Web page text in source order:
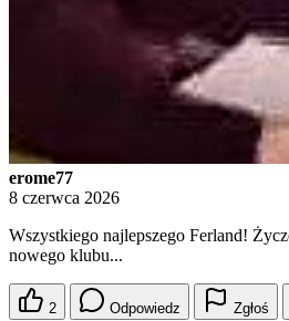
erome77
8 czerwca 2026
Wszystkiego najlepszego Ferland!
nowego klubu...
2 Odpowiedz Zgłoś